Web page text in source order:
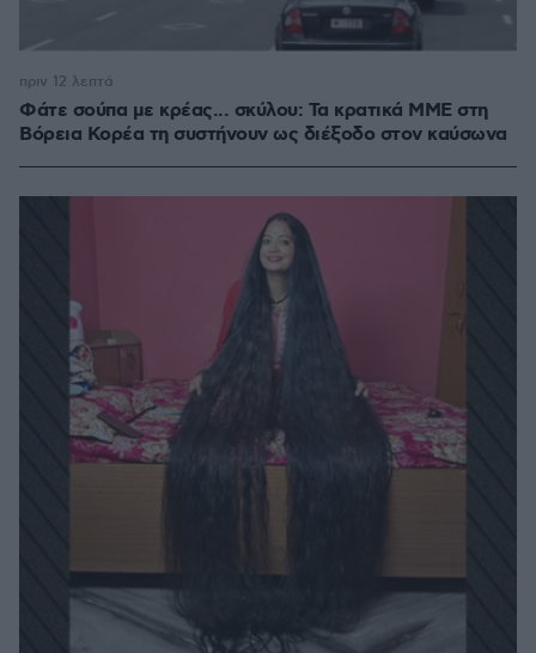
Φάτε σούπα με κρέας... σκύλου: Τα κρατικά ΜΜΕ στη
Βόρεια Κορέα τη συστήνουν ως διέξοδο στον καύσωνα
πριν 12 λεπτά